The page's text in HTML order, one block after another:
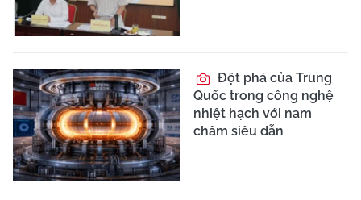
Đột phá của Trung
Quốc trong công nghệ
nhiệt hạch với nam
châm siêu dẫn